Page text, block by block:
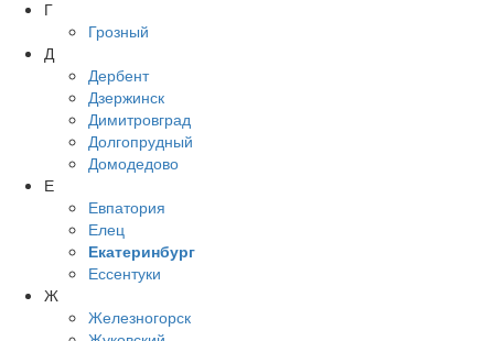
Г
Грозный
Д
Дербент
Дзержинск
Димитровград
Долгопрудный
Домодедово
Е
Евпатория
Елец
Екатеринбург
Ессентуки
Ж
Железногорск